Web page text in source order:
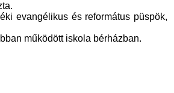
evangélikus és református püspök,
működött iskola bérházban.